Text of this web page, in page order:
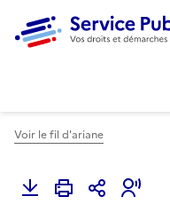
Voir le fil d'ariane